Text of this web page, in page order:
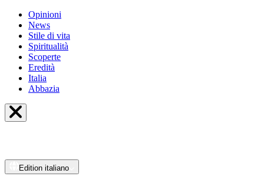
Opinioni
News
Stile di vita
Spiritualità
Scoperte
Eredità
Italia
Abbazia
Edition italiano